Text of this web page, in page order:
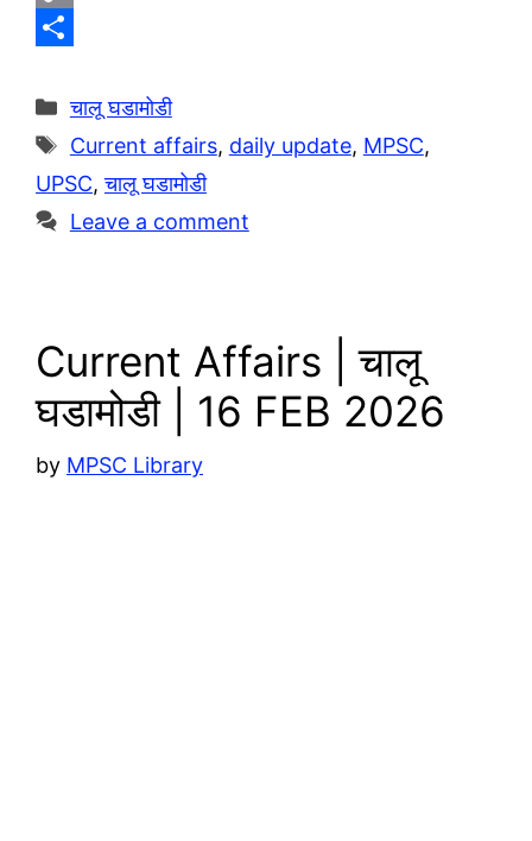
g
r
a
m
h
t
s
A
p
C
p
y
L
i
h
a
r
e
Categories
चालू घडामोडी
Tags
Current affairs, daily update, MPSC,
UPSC,चालू घडामोडी
Leave a comment
Current Affairs | चालू
घडामोडी | 16 FEB 2026
by MPSC Library